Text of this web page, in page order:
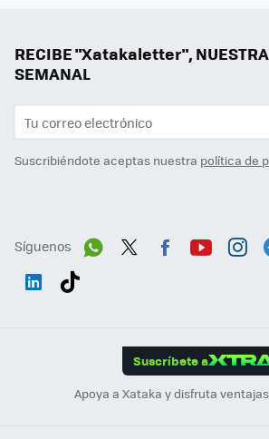
RECIBE "Xatakaletter", NUESTRA
SEMANAL
Suscribiéndote aceptas nuestra política de
Síguenos
Suscríbete a
Apoya a Xataka y disfruta